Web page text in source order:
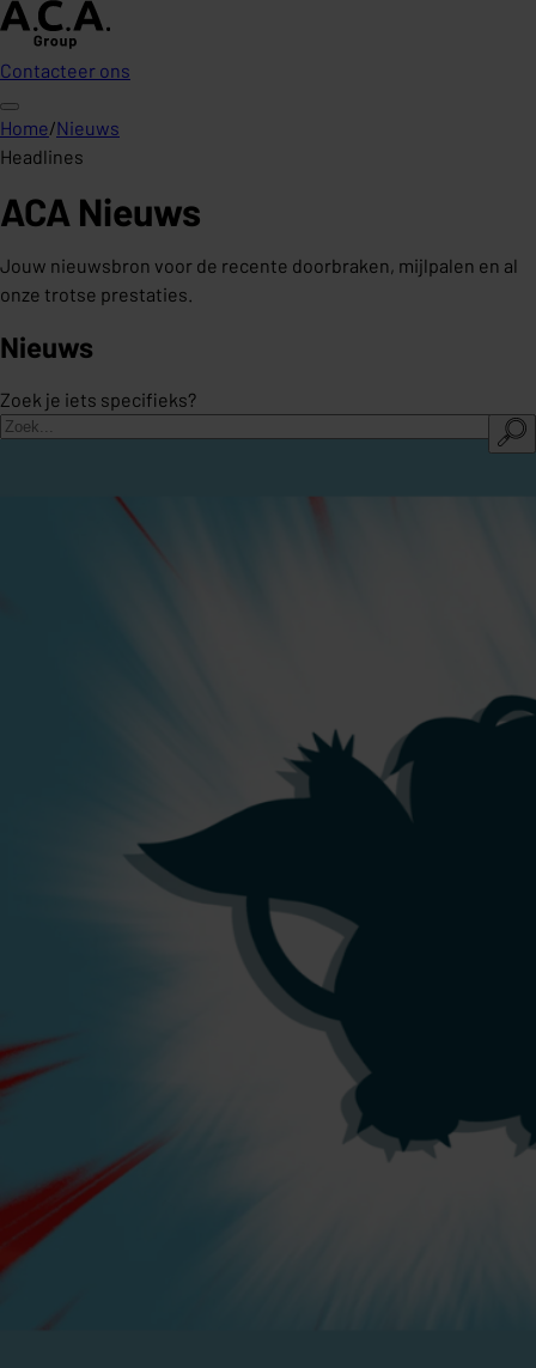
Contacteer ons
Home/Nieuws
Headlines
ACA Nieuws
Jouw nieuwsbron voor de recente doorbraken, mijlpalen en al
onze trotse prestaties.
Nieuws
Zoek je iets specifieks?